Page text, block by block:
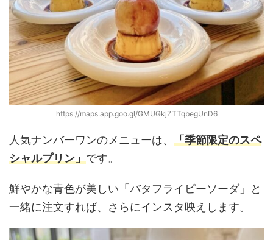
https://maps.app.goo.gl/GMUGkjZTTqbegUnD6
人気ナンバーワンのメニューは、 「季節限定のスペ
シャルプリン」です。
鮮やかな青色が美しい「バタフライピーソーダ」と
一緒に注文すれば、さらにインスタ映えします。